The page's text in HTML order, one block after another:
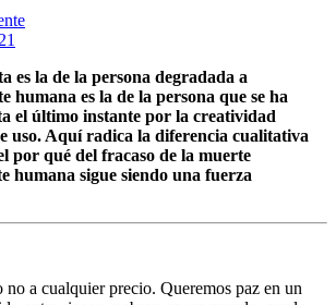
es la de la persona degradada a
humana es la de la persona que se ha
el último instante por la creatividad
uso. Aquí radica la diferencia cualitativa
por qué del fracaso de la muerte
humana sigue siendo una fuerza
no a cualquier precio. Queremos paz en un